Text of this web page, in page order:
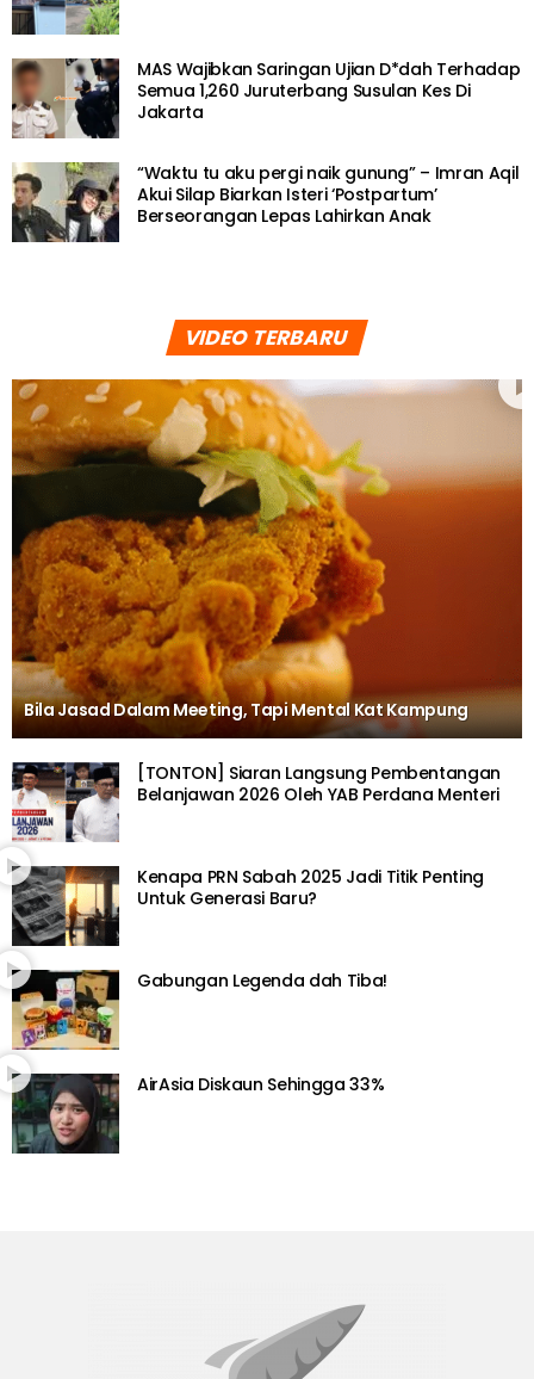
MAS Wajibkan Saringan Ujian D*dah Terhadap
Semua 1,260 Juruterbang Susulan Kes Di
Jakarta
“Waktu tu aku pergi naik gunung” – Imran Aqil
Akui Silap Biarkan Isteri ‘Postpartum’
Berseorangan Lepas Lahirkan Anak
VIDEO TERBARU
Bila Jasad Dalam Meeting, Tapi Mental Kat Kampung
[TONTON] Siaran Langsung Pembentangan
Belanjawan 2026 Oleh YAB Perdana Menteri
Kenapa PRN Sabah 2025 Jadi Titik Penting
Untuk Generasi Baru?
Gabungan Legenda dah Tiba!
AirAsia Diskaun Sehingga 33%